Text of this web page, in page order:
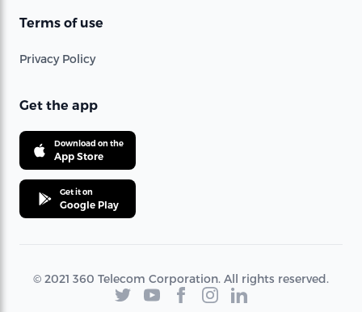
Terms of use
Privacy Policy
Get the app
Download on the
App Store
Get it on
Google Play
© 2021 360 Telecom Corporation. All rights reserved.